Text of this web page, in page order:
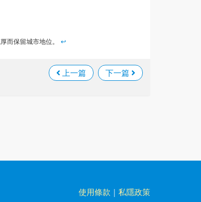
而保留城市地位。 ↩
上一篇 下一篇
使用條款 ｜ 私隱政策